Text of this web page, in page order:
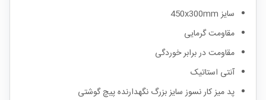
سایز 450x300mm
مقاومت گرمایی
مقاومت در برابر خوردگی
آنتی استاتیک
پد میز کار نسوز سایز بزرگ نگهدارنده پیچ گوشتی